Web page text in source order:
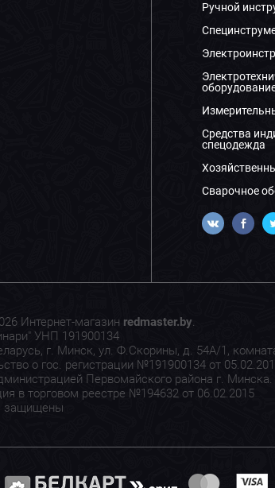
Ручной
Средства
спецодежда
Сварочное
Интернет-магазин redmaster.by.
УНП 191900134
г. Минск, ул. Ф.Скорины, д. 54А/1,
о гос. регистрации №191900134 от
Первомайского района г. Минска.
в торговом реестре №194632 от 06.02.2015
защищены